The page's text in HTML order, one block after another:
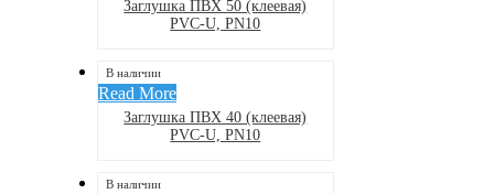
Заглушка ПВХ 50 (клеевая)
PVC-U, PN10
В наличии
Read More
Заглушка ПВХ 40 (клеевая)
PVC-U, PN10
В наличии